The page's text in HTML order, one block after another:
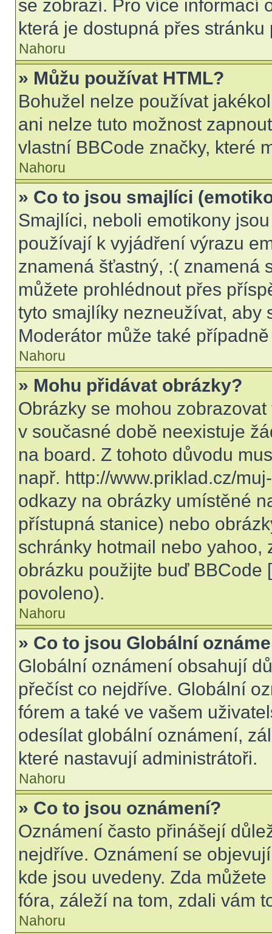
se zobrazí. Pro více informací
která je dostupná přes stránku
Nahoru
» Můžu používat HTML?
Bohužel nelze používat
ani nelze tuto možnost
vlastní BBCode značky, které
Nahoru
» Co to jsou smajlíci
Smajlíci, neboli emotikony
používají k vyjádření výrazu
znamená šťastný, :( znamená
můžete prohlédnout přes
tyto smajlíky nezneužívat, aby
Moderátor může také
Nahoru
» Mohu přidávat obrázky?
Obrázky se mohou
v současné době neexistuje
na board. Z tohoto důvodu
např. http://www.priklad.cz/
odkazy na obrázky umístěné
přístupná stanice) nebo
schránky hotmail nebo yahoo,
obrázku použijte buď BBCode
povoleno).
Nahoru
» Co to jsou Globální
Globální oznámení obsahují
přečíst co nejdříve. Globální
fórem a také ve vašem
odesílat globální oznámení,
které nastavují administrátoři.
Nahoru
» Co to jsou oznámení?
Oznámení často přinášejí
nejdříve. Oznámení se
kde jsou uvedeny. Zda
fóra, záleží na tom, zdali vám
Nahoru